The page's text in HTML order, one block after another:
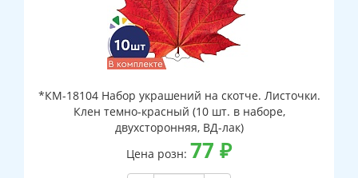
*КМ-18104 Набор украшений на скотче. Листочки.
Клен темно-красный (10 шт. в наборе,
двухсторонняя, ВД-лак)
Цена розн: 77 ₽